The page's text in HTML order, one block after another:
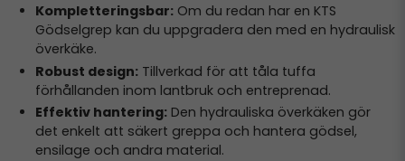
Kompletteringsbar:Om du redan har en KTS
Gödselgrep kan du uppgradera den med en hydraulisk
överkäke.
Robust design:Tillverkad för att tåla tuffa
förhållanden inom lantbruk och entreprenad.
Effektiv hantering:Den hydrauliska överkäken gör
det enkelt att säkert greppa och hantera gödsel,
ensilage och andra material.